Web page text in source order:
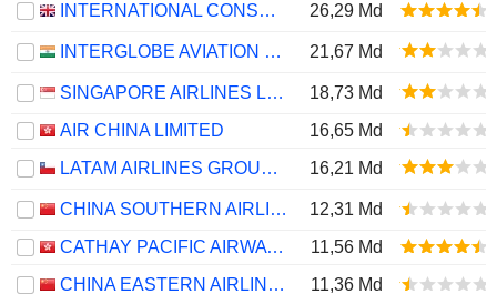
INTERNATIONAL CONSOLIDATED AIRLINES GROUP, S.A. 26,29 Md
INTERGLOBE AVIATION LIMITED 21,67 Md
SINGAPORE AIRLINES LIMITED
18,73 Md
AIR CHINA LIMITED
16,65 Md
LATAM AIRLINES GROUP S.A.
16,21 Md
CHINA SOUTHERN AIRLINES COMPANY LIMITED
12,31 Md
CATHAY PACIFIC AIRWAYS LIMITED
11,56 Md
CHINA EASTERN AIRLINES CORPORATION LIMITED
11,36 Md